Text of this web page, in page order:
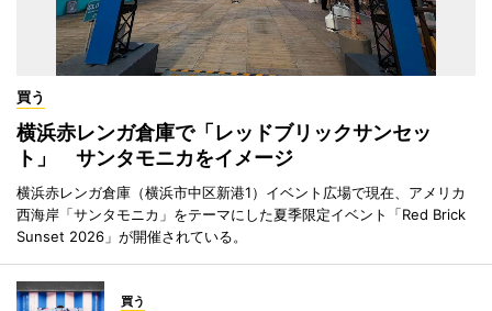
買う
横浜赤レンガ倉庫で「レッドブリックサンセッ
ト」 サンタモニカをイメージ
横浜赤レンガ倉庫（横浜市中区新港1）イベント広場で現在、アメリカ
西海岸「サンタモニカ」をテーマにした夏季限定イベント「Red Brick
Sunset 2026」が開催されている。
買う